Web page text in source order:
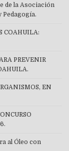
de la Asociación
Pedagogía.
COAHUILA:
PREVENIR
EN
al Óleo con